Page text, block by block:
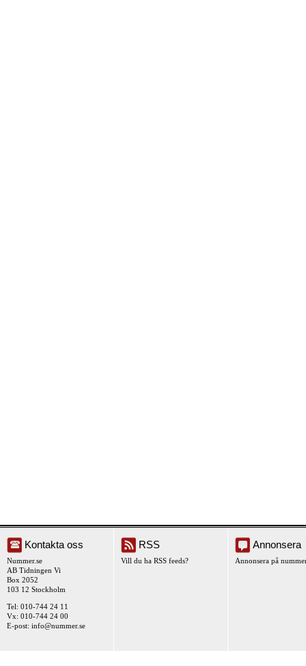
Kontakta oss
Nummer.se
AB Tidningen Vi
Box 2052
103 12 Stockholm
Tel: 010-744 24 11
Vx: 010-744 24 00
E-post: info@nummer.se
RSS
Vill du ha RSS feeds?
Annonsera
Annonsera på